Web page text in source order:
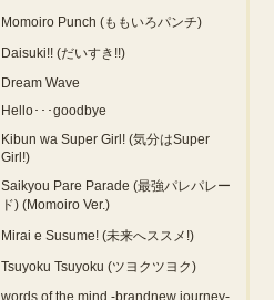
Momoiro Punch (ももいろパンチ)
Daisuki!! (だいすき!!)
Dream Wave
Hello･･･goodbye
Kibun wa Super Girl! (気分はSuper
Girl!)
Saikyou Pare Parade (最強パレパレー
ド) (Momoiro Ver.)
Mirai e Susume! (未来へススメ!)
Tsuyoku Tsuyoku (ツヨクツヨク)
words of the mind -brandnew journey-